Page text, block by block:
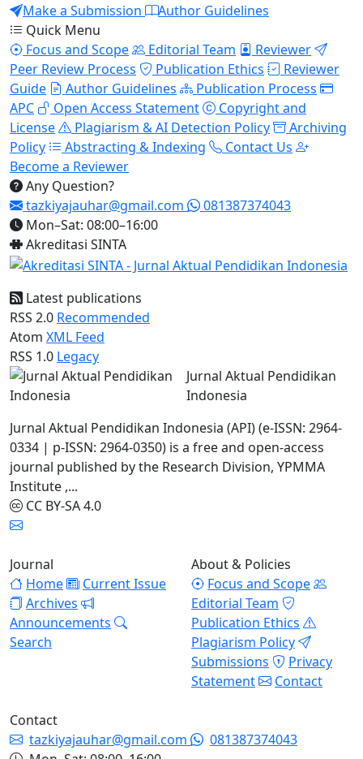
Make a Submission
Author Guidelines
Quick Menu
Focus and Scope
Editorial Team
Reviewer
Peer Review Process
Publication Ethics
Reviewer
Guide
Author Guidelines
Publication Process
APC
Open Access Statement
Copyright and
License
Plagiarism & AI Detection Policy
Archiving
Policy
Abstracting & Indexing
Contact Us
Become a Reviewer
Any Question?
tazkiyajauhar@gmail.com
081387374043
Mon–Sat: 08:00–16:00
Akreditasi SINTA
Latest publications
RSS 2.0 Recommended
Atom XML Feed
RSS 1.0 Legacy
Jurnal Aktual Pendidikan
Indonesia
Jurnal Aktual Pendidikan Indonesia (API) (e-ISSN: 2964-
0334 | p-ISSN: 2964-0350) is a free and open-access
journal published by the Research Division, YPMMA
Institute ,...
CC BY-SA 4.0
Journal
Home
Current Issue
Archives
Announcements
Search
About & Policies
Focus and Scope
Editorial Team
Publication Ethics
Plagiarism Policy
Submissions
Privacy
Statement
Contact
Contact
tazkiyajauhar@gmail.com
081387374043